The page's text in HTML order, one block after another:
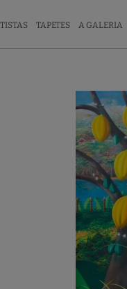
TAPETES A GALERIA